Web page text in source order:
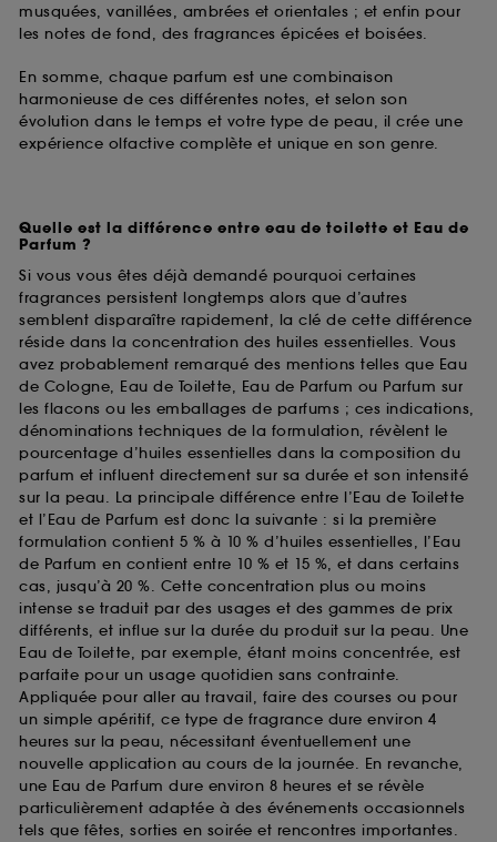
musquées, vanillées, ambrées et orientales ; et enfin pour
les notes de fond, des fragrances épicées et boisées.
En somme, chaque parfum est une combinaison
harmonieuse de ces différentes notes, et selon son
évolution dans le temps et votre type de peau, il crée une
expérience olfactive complète et unique en son genre.
Quelle est la différence entre eau de toilette et Eau de
Parfum ?
Si vous vous êtes déjà demandé pourquoi certaines
fragrances persistent longtemps alors que d’autres
semblent disparaître rapidement, la clé de cette différence
réside dans la concentration des huiles essentielles. Vous
avez probablement remarqué des mentions telles que Eau
de Cologne, Eau de Toilette, Eau de Parfum ou Parfum sur
les flacons ou les emballages de parfums ; ces indications,
dénominations techniques de la formulation, révèlent le
pourcentage d’huiles essentielles dans la composition du
parfum et influent directement sur sa durée et son intensité
sur la peau. La principale différence entre l’Eau de Toilette
et l’Eau de Parfum est donc la suivante : si la première
formulation contient 5 % à 10 % d’huiles essentielles, l’Eau
de Parfum en contient entre 10 % et 15 %, et dans certains
cas, jusqu’à 20 %. Cette concentration plus ou moins
intense se traduit par des usages et des gammes de prix
différents, et influe sur la durée du produit sur la peau. Une
Eau de Toilette, par exemple, étant moins concentrée, est
parfaite pour un usage quotidien sans contrainte.
Appliquée pour aller au travail, faire des courses ou pour
un simple apéritif, ce type de fragrance dure environ 4
heures sur la peau, nécessitant éventuellement une
nouvelle application au cours de la journée. En revanche,
une Eau de Parfum dure environ 8 heures et se révèle
particulièrement adaptée à des événements occasionnels
tels que fêtes, sorties en soirée et rencontres importantes.